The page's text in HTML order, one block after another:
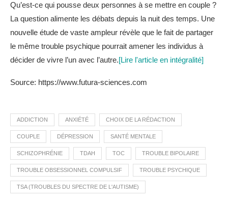
Qu’est-ce qui pousse deux personnes à se mettre en couple ?
La question alimente les débats depuis la nuit des temps. Une
nouvelle étude de vaste ampleur révèle que le fait de partager
le même trouble psychique pourrait amener les individus à
décider de vivre l’un avec l’autre.[Lire l'article en intégralité]
Source: https://www.futura-sciences.com
ADDICTION ANXIÉTÉ CHOIX DE LA RÉDACTION
COUPLE DÉPRESSION SANTÉ MENTALE
SCHIZOPHRÉNIE TDAH TOC TROUBLE BIPOLAIRE
TROUBLE OBSESSIONNEL COMPULSIF TROUBLE PSYCHIQUE
TSA (TROUBLES DU SPECTRE DE L'AUTISME)